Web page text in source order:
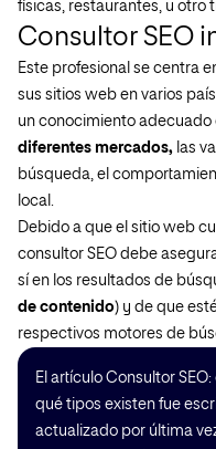
físicas, restaurantes, u otro
Consultor SEO
Este profesional se centra
sus sitios web en varios
un conocimiento adecuado
diferentes mercados, las
búsqueda, el
local.
Debido a que el sitio web
consultor SEO debe
sí en los resultados de
de contenido) y de que
respectivos motores de
El artículo Consultor
qué tipos existen fue
actualizado por última